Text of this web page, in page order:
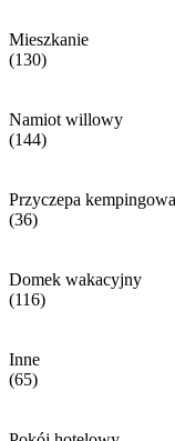
Mieszkanie
(130)
Namiot willowy
(144)
Przyczepa kempingowa
(36)
Domek wakacyjny
(116)
Inne
(65)